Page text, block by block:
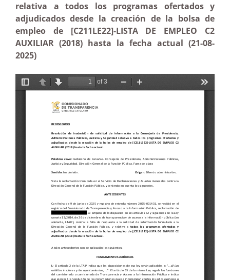
relativa a todos los programas ofertados y
adjudicados desde la creación de la bolsa de
empleo de [C211LE22]-LISTA DE EMPLEO C2
AUXILIAR (2018) hasta la fecha actual (21-08-
2025)